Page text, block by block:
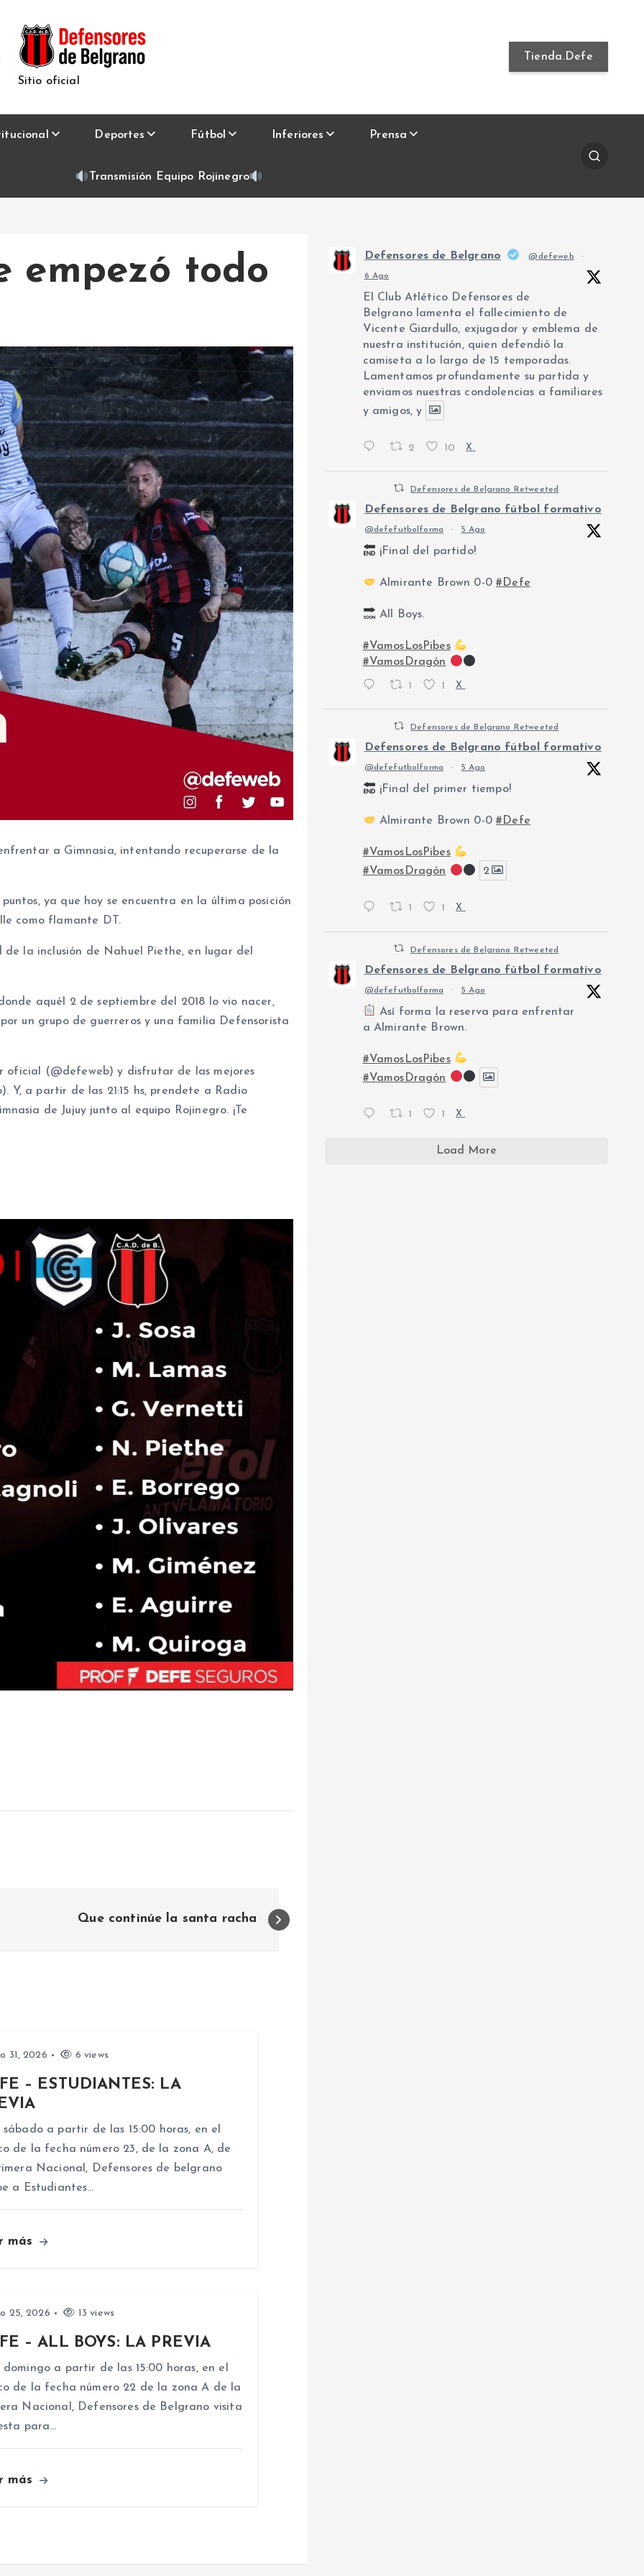
Sitio oficial
Tienda.Defe
Deportes Fútbol Inferiores Prensa
Transmisión Equipo Rojinegro
empezó todo
a Gimnasia, intentando recuperarse de la
ya que hoy se encuentra en la última posición
como flamante DT.
de la inclusión de Nahuel Piethe, en lugar del
aquél 2 de septiembre del 2018 lo vio nacer,
un grupo de guerreros y una familia Defensorista
oficial (@defeweb) y disfrutar de las mejores
Y, a partir de las 21:15 hs, prendete a Radio
de Jujuy junto al equipo Rojinegro. ¡Te
Que continúe la santa racha
31, 2026 6 views
– ESTUDIANTES: LA
sábado a partir de las 15:00 horas, en el
de la fecha número 23, de la zona A, de
Nacional, Defensores de belgrano
a Estudiantes…
más
25, 2026 13 views
– ALL BOYS: LA PREVIA
domingo a partir de las 15:00 horas, en el
de la fecha número 22 de la zona A de la
Nacional, Defensores de Belgrano visita
para…
más
Defensores de Belgrano @defeweb ·
6 Ago
El Club Atlético Defensores de
Belgrano lamenta el fallecimiento de
Vicente Giardullo, exjugador y emblema de
nuestra institución, quien defendió la
camiseta a lo largo de 15 temporadas.
Lamentamos profundamente su partida y
enviamos nuestras condolencias a familiares
y amigos, y
2 10 X
Defensores de Belgrano Retweeted
Defensores de Belgrano fútbol formativo
@defefutbolforma · 5 Ago
¡Final del partido!
Almirante Brown 0-0#Defe
All Boys.
#VamosLosPibes
#VamosDragón
1 1 X
Defensores de Belgrano Retweeted
Defensores de Belgrano fútbol formativo
@defefutbolforma · 5 Ago
¡Final del primer tiempo!
Almirante Brown 0-0#Defe
#VamosLosPibes
#VamosDragón
2
1 1 X
Defensores de Belgrano Retweeted
Defensores de Belgrano fútbol formativo
@defefutbolforma · 5 Ago
Así forma la reserva para enfrentar
a Almirante Brown.
#VamosLosPibes
#VamosDragón
1 1 X
Load More